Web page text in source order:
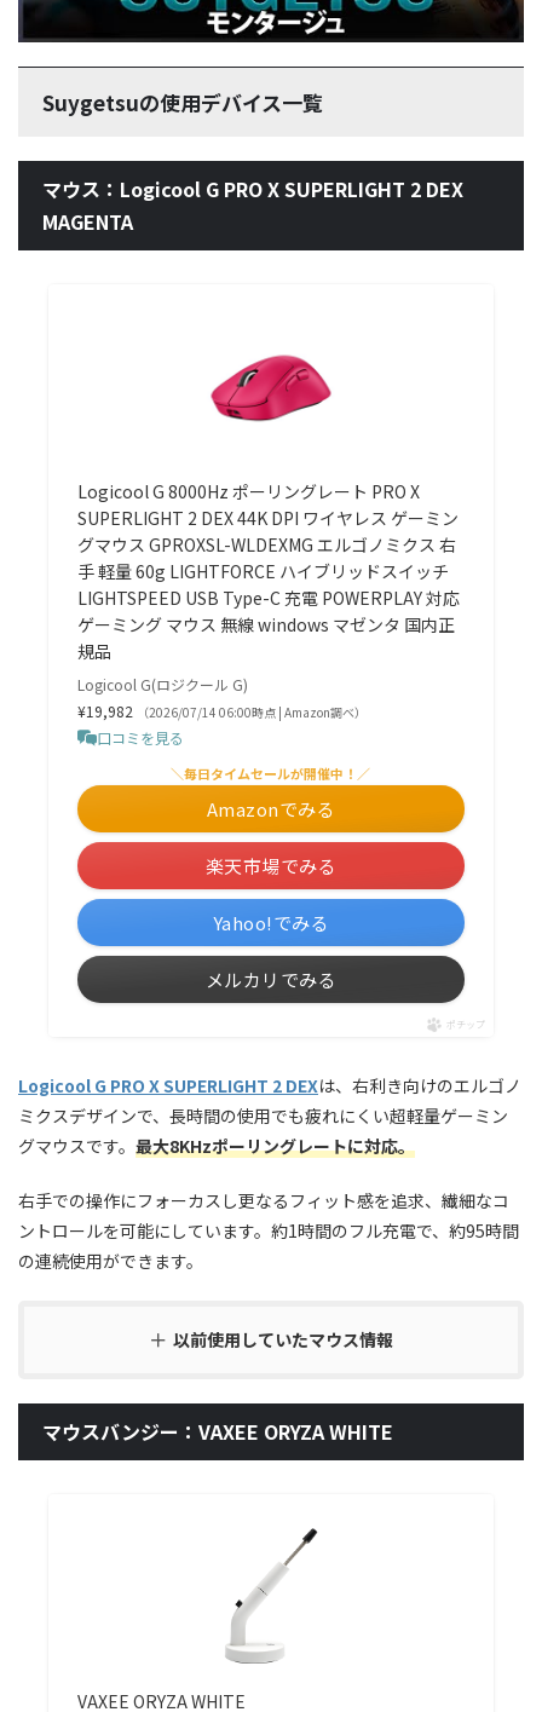
Suygetsuの使用デバイス一覧
マウス：Logicool G PRO X SUPERLIGHT 2 DEX
MAGENTA
Logicool G 8000Hz ポーリングレート PRO X
SUPERLIGHT 2 DEX 44K DPI ワイヤレス ゲーミン
グマウス GPROXSL-WLDEXMG エルゴノミクス 右
手 軽量 60g LIGHTFORCE ハイブリッドスイッチ
LIGHTSPEED USB Type-C 充電 POWERPLAY 対応
ゲーミング マウス 無線 windows マゼンタ 国内正
規品
Logicool G(ロジクール G)
¥19,982
（2026/07/14 06:00時点 | Amazon調べ）
口コミを見る
＼毎日タイムセールが開催中！／
Amazonでみる
楽天市場でみる
Yahoo!でみる
メルカリでみる
ポチップ
Logicool G PRO X SUPERLIGHT 2 DEXは、右利き向けのエルゴノ
ミクスデザインで、長時間の使用でも疲れにくい超軽量ゲーミン
グマウスです。 最大8KHzポーリングレートに対応。
右手での操作にフォーカスし更なるフィット感を追求、繊細なコ
ントロールを可能にしています。約1時間のフル充電で、約95時間
の連続使用ができます。
以前使用していたマウス情報
マウスバンジー：VAXEE ORYZA WHITE
VAXEE ORYZA WHITE